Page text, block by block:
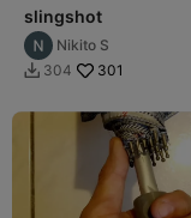
slingshot
Nikito S
 304 301